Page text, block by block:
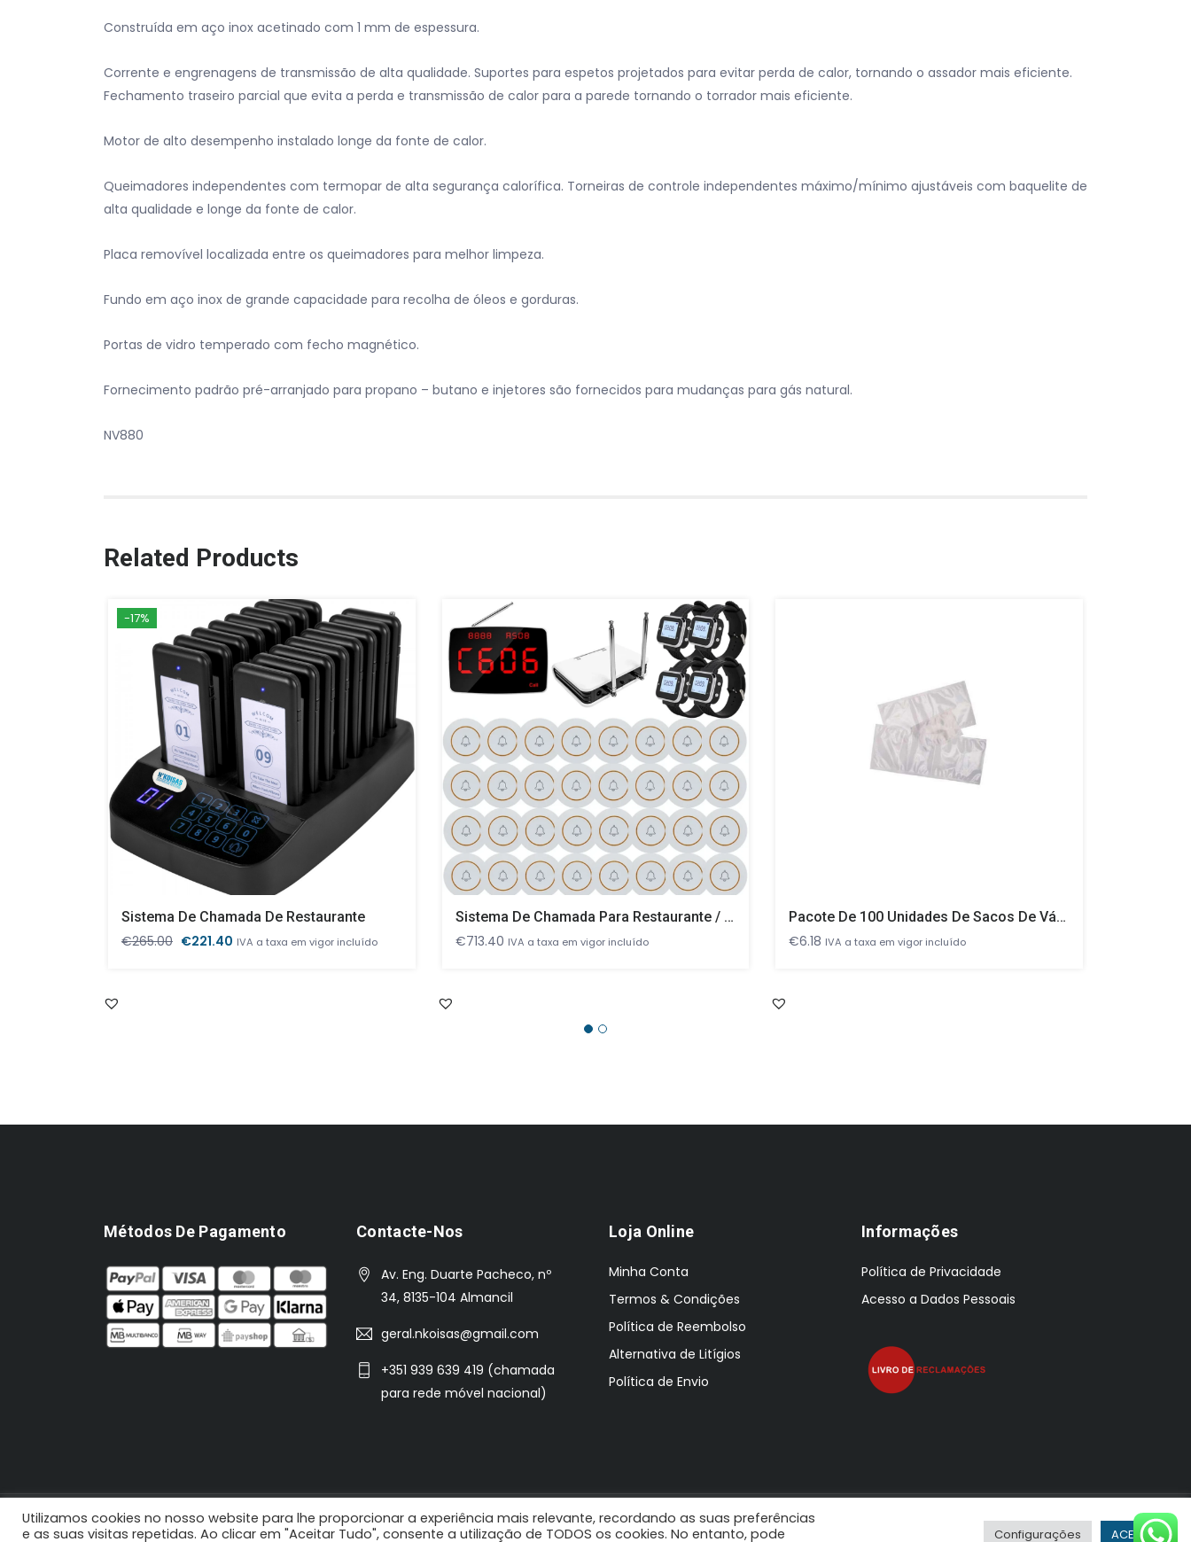
Construída em aço inox acetinado com 1 mm de espessura.
Corrente e engrenagens de transmissão de alta qualidade. Suportes para espetos projetados para evitar perda de calor, tornando o assador mais eficiente.
Fechamento traseiro parcial que evita a perda e transmissão de calor para a parede tornando o torrador mais eficiente.
Motor de alto desempenho instalado longe da fonte de calor.
Queimadores independentes com termopar de alta segurança calorífica. Torneiras de controle independentes máximo/mínimo ajustáveis ​​com baquelite de
alta qualidade e longe da fonte de calor.
Placa removível localizada entre os queimadores para melhor limpeza.
Fundo em aço inox de grande capacidade para recolha de óleos e gorduras.
Portas de vidro temperado com fecho magnético.
Fornecimento padrão pré-arranjado para propano – butano e injetores são fornecidos para mudanças para gás natural.
NV880
Related Products
-17%
Sistema De Chamada De Restaurante
€265.00 O
€221.40 O
IVA a taxa em vigor incluído
Sistema De Chamada Para Restaurante / Beeper / Pager, 32 Discos E 4 Relógios E 1 Ecrã Receptor
€713.40 IVA a taxa em vigor incluído
Pacote De 100 Unidades De Sacos De Vácuo Lisos Para Seladoras Bell 120×200
€6.18 IVA a taxa em vigor incluído
Métodos De Pagamento Contacte-Nos
Av. Eng. Duarte Pacheco, nº
34, 8135-104 Almancil
geral.nkoisas@gmail.com
+351 939 639 419 (chamada
para rede móvel nacional)
Loja Online
Minha Conta
Termos & Condições
Política de Reembolso
Alternativa de Litígios
Política de Envio
Informações
Política de Privacidade
Acesso a Dados Pessoais
2021 N'Koisas © Todos os direitos reservados | Design by: Pombaldata
Utilizamos cookies no nosso website para lhe proporcionar a experiência mais relevante, recordando as suas preferências
e as suas visitas repetidas. Ao clicar em "Aceitar Tudo", consente a utilização de TODOS os cookies. No entanto, pode
Configurações ACEITAR